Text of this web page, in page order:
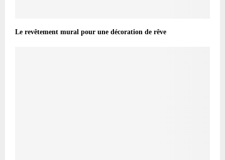
Le revêtement mural pour une décoration de rêve